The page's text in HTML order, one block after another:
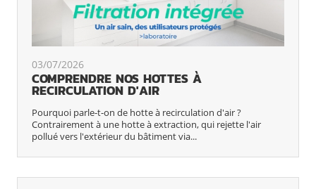
03/07/2026
COMPRENDRE NOS HOTTES À
RECIRCULATION D'AIR
Pourquoi parle-t-on de hotte à recirculation d'air ?
Contrairement à une hotte à extraction, qui rejette l'air
pollué vers l'extérieur du bâtiment via...